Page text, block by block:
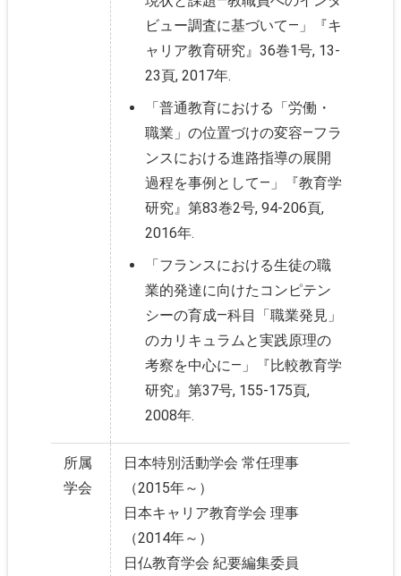
ビュー調査に基づいて―」『キ
ャリア教育研究』36巻1号, 13-
23頁, 2017年.
「普通教育における「労働・
職業」の位置づけの変容―フラ
ンスにおける進路指導の展開
過程を事例として―」『教育学
研究』第83巻2号, 94-206頁,
2016年.
「フランスにおける生徒の職
業的発達に向けたコンピテン
シーの育成―科目「職業発見」
のカリキュラムと実践原理の
考察を中心に―」『比較教育学
研究』第37号, 155-175頁,
2008年.
所属
学会
日本特別活動学会 常任理事
（2015年～）
日本キャリア教育学会 理事
（2014年～）
日仏教育学会 紀要編集委員